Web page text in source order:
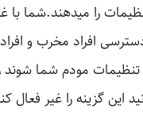
را میدهند.شما با
دسترسی افراد مخرب و
تنظیمات مودم شما شوند
این گزینه را غیر فعال